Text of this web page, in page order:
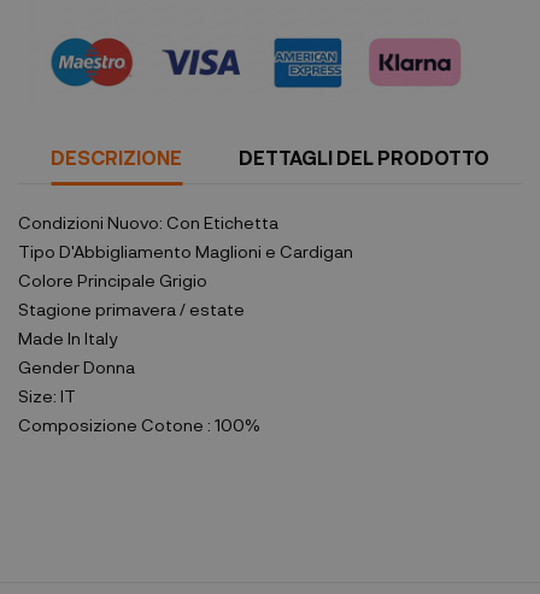
DESCRIZIONE DETTAGLI DEL PRODOTTO
Condizioni Nuovo: Con Etichetta
Tipo D'Abbigliamento Maglioni e Cardigan
Colore Principale Grigio
Stagione primavera / estate
Made In Italy
Gender Donna
Size: IT
Composizione Cotone : 100%